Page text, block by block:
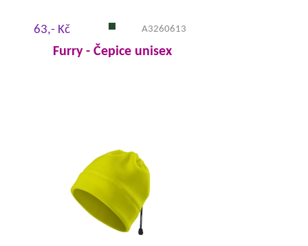
63,- Kč A3260613
Furry - Čepice unisex